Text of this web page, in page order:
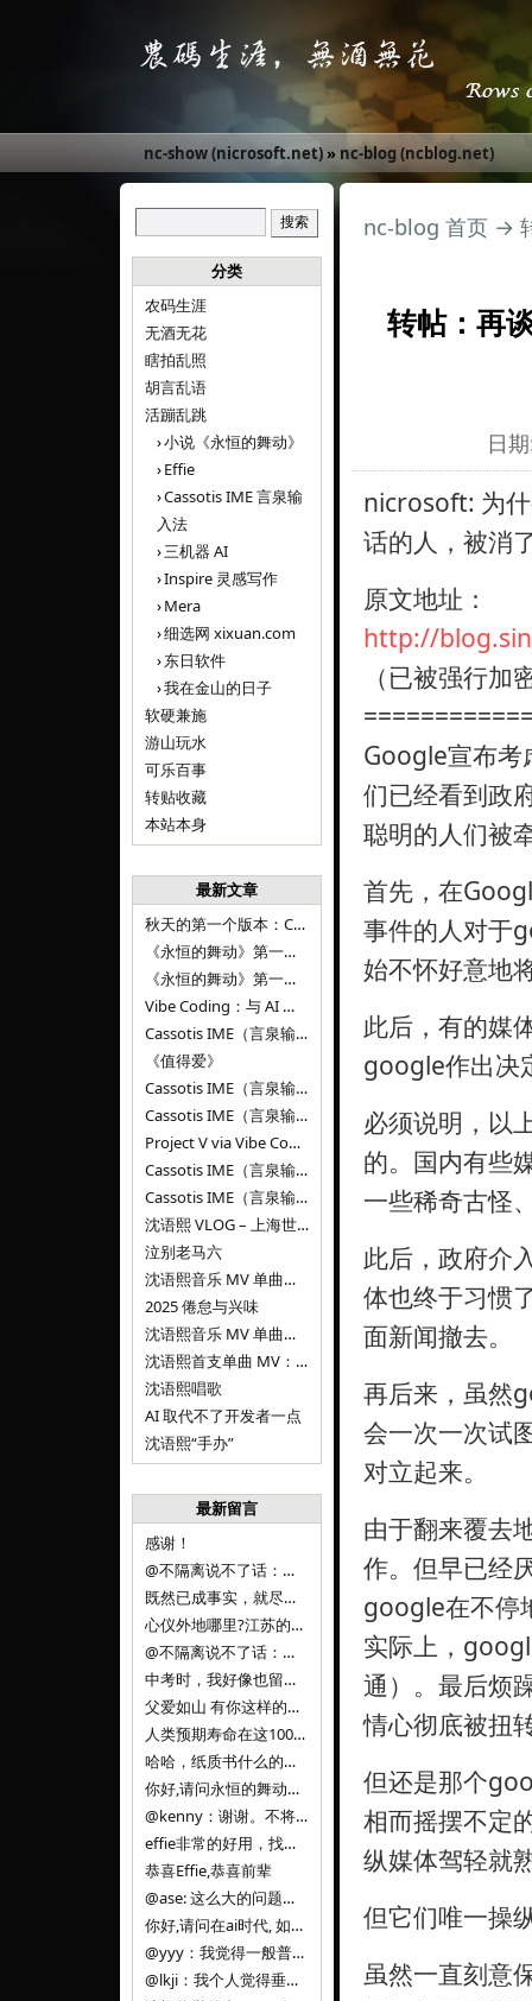
nc-show (nicrosoft.net)» nc-blog (ncblog.net)
分类
农码生涯
无酒无花
瞎拍乱照
胡言乱语
活蹦乱跳
小说《永恒的舞动》
Effie
Cassotis IME 言泉输
入法
三机器 AI
Inspire 灵感写作
Mera
细选网 xixuan.com
东日软件
我在金山的日子
软硬兼施
游山玩水
可乐百事
转贴收藏
本站本身
最新文章
秋天的第一个版本：Cassotis IME（言泉输入法）v1.12.0
《永恒的舞动》第一百二十八章
《永恒的舞动》第一百二十七章
Vibe Coding：与 AI 并肩进步——言泉输入法 v0.4.1
Cassotis IME（言泉输入法）v0.3.1
《值得爱》
Cassotis IME（言泉输入法）v0.2.0
Cassotis IME（言泉输入法）v0.1.0
Project V via Vibe Coding
Cassotis IME（言泉输入法）阶段二
Cassotis IME（言泉输入法）
沈语熙 VLOG – 上海世博文化公园双子山
泣别老马六
沈语熙音乐 MV 单曲第三弹：代码与白T恤
2025 倦怠与兴味
沈语熙音乐 MV 单曲第二弹：优雅时间
沈语熙首支单曲 MV：告别的倒影
沈语熙唱歌
AI 取代不了开发者一点
沈语熙“手办”
最新留言
感谢！
@不隔离说不了话：浙江的
既然已成事实，就尽量接受了。 事情未能如愿已是不幸，没必要为此反复纠结来进行不必要的自我惩罚。 之前问过家里的小朋友是否想学编
心仪外地哪里?江苏的？顺其自然，全面发展才是。
@不隔离说不了话：确实，一晃三年。
中考时，我好像也留言过的，可乐好像和我们考得差不多。 一晃三年，我们江苏24年，物化生612分，女孩。 其实高考只是长跑的
父爱如山 有你这样的父亲做后盾，可乐未来的路一定会走得踏实又精彩
人类预期寿命在这100年，每2-3年增长一岁，到你们这一代大概率能到100岁，46岁还是正当年,可能不是八九点中的太阳了，但还是1
哈哈，纸质书什么的目前没有打算和计划，微信读书我不太熟悉，研究看看。目前，我只发在自己博客和起点上。关于小说内容方面，谢谢你的建议
你好,请问永恒的舞动什么时候可以出版纸质书,或者登陆微信读书.另外小说内容能不能更大气一些,不要只是局限于与一对男女的爱情和ai安
@kenny：谢谢。不将GIF显示为动图，主要是考虑到Effie本身的“极简、无干扰”的设计哲学，动图无疑是“干扰”之一。
effie非常的好用，找了很多年，终于找到这款，已经推荐给身边不少朋友使用和付费。有个小建议，文档里面是否可以增加gif的动图显示
恭喜Effie,恭喜前辈
@ase: 这么大的问题，我觉得我并没有答案。又或者说，每个人（公司）有自己的答案。
你好,请问在ai时代, 如何做软件. 是像以前那样,先构建软件的功能界面和服务,比如Office,嘀嘀打车,airbnb那样的界面
@yyy：我觉得一般普通人（非技术类以及非AI专业领域的人）会接触到的大语言模型肯定是大厂的超级模型。开源模型以后会更多被用在垂直
@lkji：我个人觉得垂直模型会自成一条发展线路的。AI 落地实际应用，一定还是垂直领域会更多。只是，垂直领域每个领域都不大，所以
nc-blog 首页 →
转帖：再
日
nicrosoft: 为
话的人，被消
原文地址：
http://
（已被强行加
Google宣布考
们已经看到政
聪明的人们被
首先，在
事件的人对于
始不怀好意地
此后，有的媒
google作出决
必须说明，以
的。国内有些
一些稀奇古怪
此后，政府介
体也终于习惯
面新闻撤去。
再后来，虽然
会一次一次试
对立起来。
由于翻来覆去
作。但早已经
google在不停
实际上，
通）。最后烦
情心彻底被扭
但还是那个
相而摇摆不定
纵媒体驾轻就
但它们唯一操
虽然一直刻意